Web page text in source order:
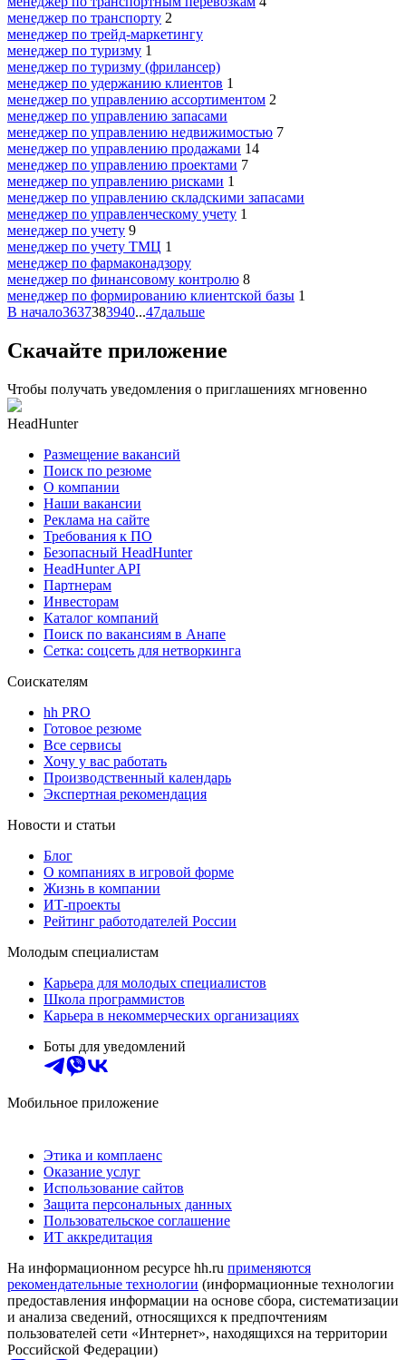
менеджер по транспорту 2
менеджер по трейд-маркетингу
менеджер по туризму 1
менеджер по туризму (фрилансер)
менеджер по удержанию клиентов 1
менеджер по управлению ассортиментом 2
менеджер по управлению запасами
менеджер по управлению недвижимостью 7
менеджер по управлению продажами 14
менеджер по управлению проектами 7
менеджер по управлению рисками 1
менеджер по управлению складскими запасами
менеджер по управленческому учету 1
менеджер по учету 9
менеджер по учету ТМЦ 1
менеджер по фармаконадзору
менеджер по финансовому контролю 8
менеджер по формированию клиентской базы 1
В начало3637383940...47дальше
Скачайте приложение
Чтобы получать уведомления о приглашениях мгновенно
HeadHunter
Размещение вакансий
Поиск по резюме
О компании
Наши вакансии
Реклама на сайте
Требования к ПО
Безопасный HeadHunter
HeadHunter API
Партнерам
Инвесторам
Каталог компаний
Поиск по вакансиям в Анапе
Сетка: соцсеть для нетворкинга
Соискателям
hh PRO
Готовое резюме
Все сервисы
Хочу у вас работать
Производственный календарь
Экспертная рекомендация
Новости и статьи
Блог
О компаниях в игровой форме
Жизнь в компании
ИТ-проекты
Рейтинг работодателей России
Молодым специалистам
Карьера для молодых специалистов
Школа программистов
Карьера в некоммерческих организациях
Боты для уведомлений
Мобильное приложение
Этика и комплаенс
Оказание услуг
Использование сайтов
Защита персональных данных
Пользовательское соглашение
ИТ аккредитация
На информационном ресурсе hh.ru применяются
рекомендательные технологии (информационные технологии
предоставления информации на основе сбора, систематизации
и анализа сведений, относящихся к предпочтениям
пользователей сети «Интернет», находящихся на территории
Российской Федерации)